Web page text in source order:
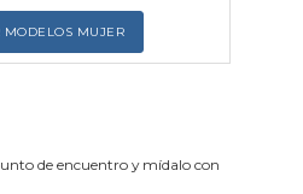
MODELOS MUJER
de encuentro y mídalo con